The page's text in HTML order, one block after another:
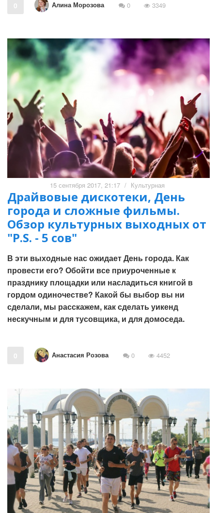
0 Алина Морозова 0 3349
15 сентября 2017, 21:17 / Культурная
Драйвовые дискотеки, День
города и сложные фильмы.
Обзор культурных выходных от
"P.S. - 5 cов"
В эти выходные нас ожидает День города. Как
провести его? Обойти все приуроченные к
празднику площадки или насладиться книгой в
гордом одиночестве? Какой бы выбор вы ни
сделали, мы расскажем, как сделать уикенд
нескучным и для тусовщика, и для домоседа.
0 Анастасия Розова 0 4452